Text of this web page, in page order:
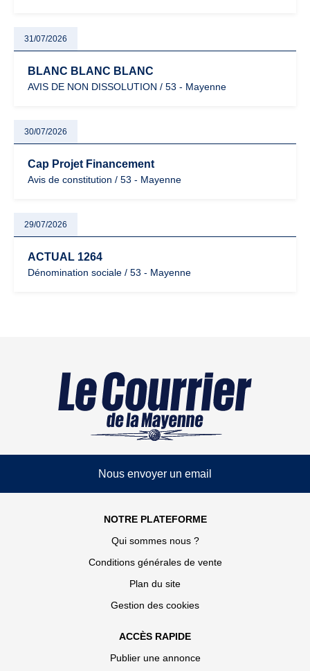
31/07/2026
BLANC BLANC BLANC
AVIS DE NON DISSOLUTION / 53 - Mayenne
30/07/2026
Cap Projet Financement
Avis de constitution / 53 - Mayenne
29/07/2026
ACTUAL 1264
Dénomination sociale / 53 - Mayenne
Nous envoyer un email
NOTRE PLATEFORME
Qui sommes nous ?
Conditions générales de vente
Plan du site
Gestion des cookies
ACCÈS RAPIDE
Publier une annonce